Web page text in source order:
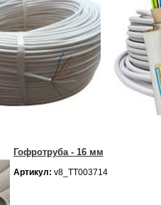
Гофротруба - 16 мм
Артикул: v8_ТТ003714